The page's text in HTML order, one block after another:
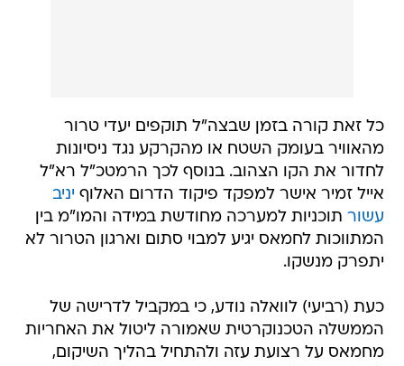
כל זאת קורה בזמן שבצה"ל תוקפים יעדי טרור
מהאוויר בעומק השטח או מהקרקע נגד ניסיונות
לחדור את הקו הצהוב. בנוסף לכך הרמטכ"ל רא"ל
אייל זמיר אישר למפקד פיקוד הדרום האלוף יניב
עשור תוכניות למערכה מחודשת במידה והמו"מ בין
המתווכות לחמאס יגיע למבוי סתום וארגון הטרור לא
יתפרק מנשקו.
כעת (רביעי) לוואלה נודע, כי במקביל לדרישה של
הממשלה הטכנוקרטית שאמורה ליטול את האחריות
מחמאס על רצועת עזה ולהתחיל בהליך השיקום,